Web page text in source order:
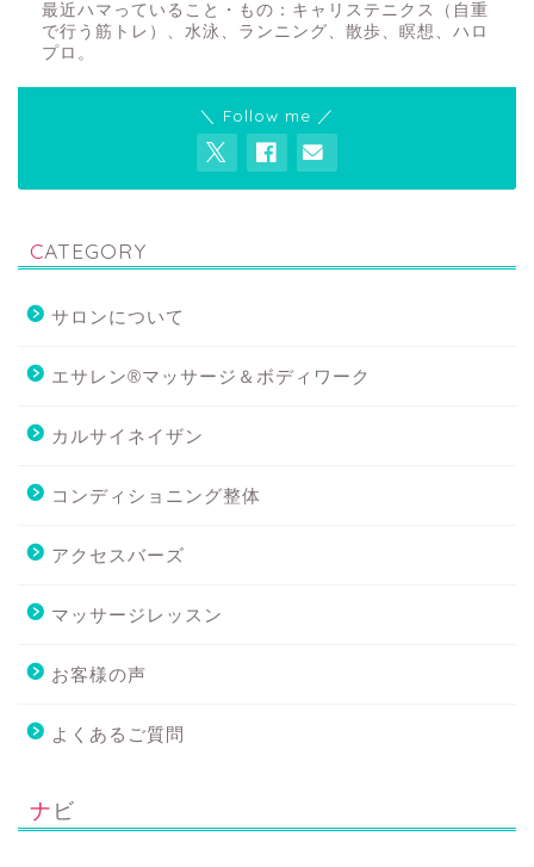
最近ハマっていること・もの：キャリステニクス（自重
で行う筋トレ）、水泳、ランニング、散歩、瞑想、ハロ
プロ。
＼ Follow me ／
CATEGORY
サロンについて
エサレン®マッサージ＆ボディワーク
カルサイネイザン
コンディショニング整体
アクセスバーズ
マッサージレッスン
お客様の声
よくあるご質問
ナビ